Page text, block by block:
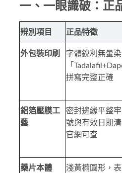
一、一眼識破：正
辨別項目 正品特徵
外包裝印刷
字體銳利無暈
「
拼寫完整正確
鋁箔壓膜工
藝
密封邊緣平整
號與有效日期
官網可查
藥片本體
淺黃橢圓形，